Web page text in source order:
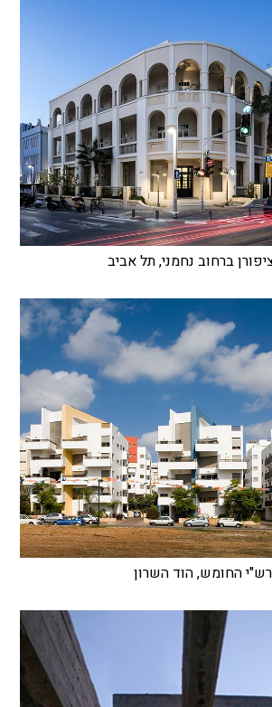
ברחוב נחמני, תל אביב
רש"י החומש, הוד השרון